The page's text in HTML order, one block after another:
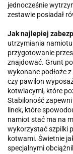
jednocześnie
zestawie posiadał
Jak najlepiej
utrzymiania
przygotowanie
znajdować. Grunt
wykonane podłoże
czy pawilon
kotwiacymi, które
Stabiloność
linek, które
namiot stać ma na
wykorzystać szpilki
kotwami. Świetnie
specjalnymi